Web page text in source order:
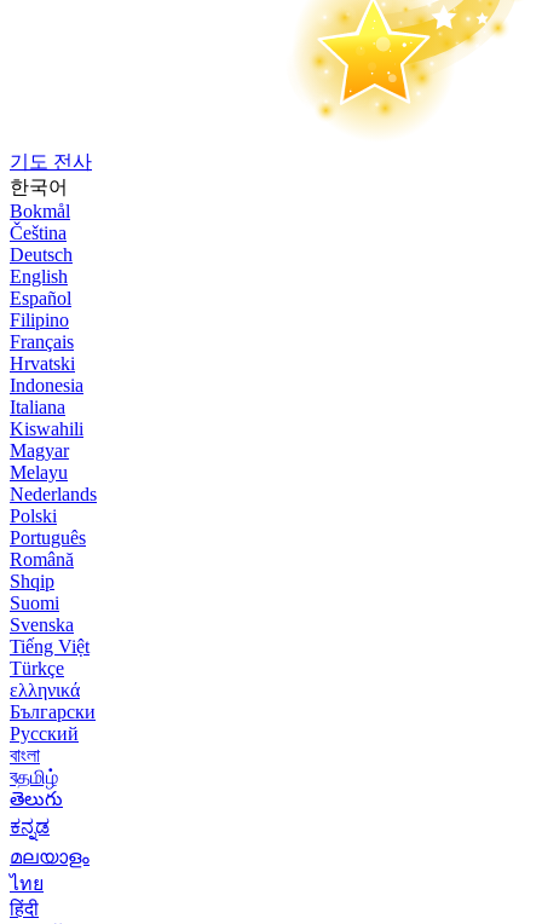
기도 전사
한국어
Bokmål
Čeština
Deutsch
English
Español
Filipino
Français
Hrvatski
Indonesia
Italiana
Kiswahili
Magyar
Melayu
Nederlands
Polski
Português
Română
Shqip
Suomi
Svenska
Tiếng Việt
Türkçe
ελληνικά
Български
Русский
বাংলা
বதமிழ்
తెలుగు
ಕನ್ನಡ
മലയാളം
ไทย
हिंदी